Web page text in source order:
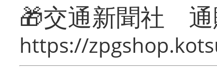
🎁交通新聞社
https://